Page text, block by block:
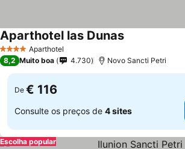
4 EstrelasAparthotel
Aparthotel las Dunas
8,2 Muito boa 4.730 Novo Sancti Petri
De € 116
Consulte os preços de 4 sites
Escolha popular